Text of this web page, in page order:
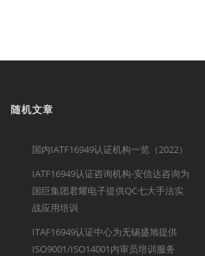
随机文章
国内IATF16949认证机构一览（2022）
IATF16949认证咨询机构-安信达咨询为
国巨集团君耀电子提供QC七大手法实
战应用培训
ITAF16949认证中心为无锡盛旭提供
ISO9001/ISO14001内审员培训服务